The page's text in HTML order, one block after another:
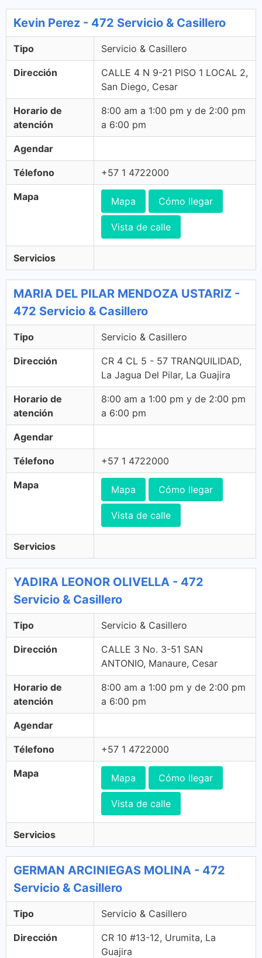
Kevin Perez - 472 Servicio & Casillero
Tipo Servicio & Casillero
Dirección
CALLE 4 N 9-21 PISO 1 LOCAL 2,
San Diego, Cesar
Horario de
atención
8:00 am a 1:00 pm y de 2:00 pm
a 6:00 pm
Agendar
Télefono +57 1 4722000
Mapa Mapa Cómo llegar
Vista de calle
Servicios
MARIA DEL PILAR MENDOZA USTARIZ -
472 Servicio & Casillero
Tipo Servicio & Casillero
Dirección
CR 4 CL 5 - 57 TRANQUILIDAD,
La Jagua Del Pilar, La Guajira
Horario de
atención
8:00 am a 1:00 pm y de 2:00 pm
a 6:00 pm
Agendar
Télefono +57 1 4722000
Mapa Mapa Cómo llegar
Vista de calle
Servicios
YADIRA LEONOR OLIVELLA - 472
Servicio & Casillero
Tipo Servicio & Casillero
Dirección
CALLE 3 No. 3-51 SAN
ANTONIO, Manaure, Cesar
Horario de
atención
8:00 am a 1:00 pm y de 2:00 pm
a 6:00 pm
Agendar
Télefono +57 1 4722000
Mapa Mapa Cómo llegar
Vista de calle
Servicios
GERMAN ARCINIEGAS MOLINA - 472
Servicio & Casillero
Tipo Servicio & Casillero
Dirección
CR 10 #13-12, Urumita, La
Guajira